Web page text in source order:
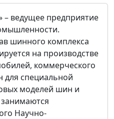
ведущее предприятие
шинного комплекса
на производстве
коммерческого
для специальной
моделей шин и
Научно-